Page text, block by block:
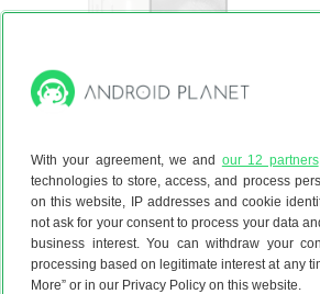
With your agreement, we and our 12 partners
technologies to store, access, and process
on this website, IP addresses and cookie
not ask for your consent to process your data
business interest. You can withdraw your
processing based on legitimate interest at any
More” or in our Privacy Policy on this website.
Nothing Phone (2)
162.1 x 76.4 x 8.6 mm